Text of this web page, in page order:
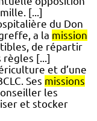
[...]
du Don
a la mission
de répartir
[...]
et d’une
Ses missions
les
et stocker